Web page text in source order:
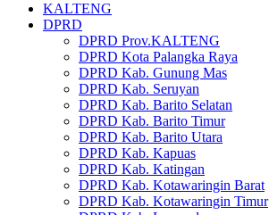
KALTENG
DPRD
DPRD Prov.KALTENG
DPRD Kota Palangka Raya
DPRD Kab. Gunung Mas
DPRD Kab. Seruyan
DPRD Kab. Barito Selatan
DPRD Kab. Barito Timur
DPRD Kab. Barito Utara
DPRD Kab. Kapuas
DPRD Kab. Katingan
DPRD Kab. Kotawaringin Barat
DPRD Kab. Kotawaringin Timur